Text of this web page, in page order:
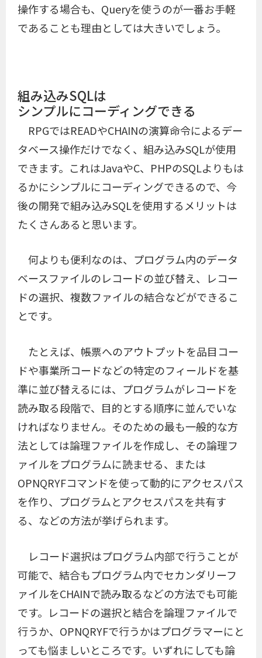
操作する場合も、Queryを使うのが一番お手軽
であることも理由としては大きいでしょう。
組み込みSQLは
シンプルにコーディングできる
RPGではREADやCHAINの演算命令によるデー
タベース操作だけでなく、組み込みSQLが使用
できます。これはJavaやC、PHPのSQLよりもは
るかにシンプルにコーディングできるので、今
後の開発で組み込みSQLを使用するメリットは
たくさんあると思います。
何よりも便利なのは、プログラム内のデータ
ベースファイルのレコードの並び替え、レコー
ドの選択、複数ファイルの結合などができるこ
とです。
たとえば、帳票へのアウトプットを品目コー
ドや事業所コードなどの特定のフィールドを基
準に並び替えるには、プログラムがレコードを
読み取る段階で、目的とする順序に並んでいな
ければなりません。そのための最も一般的な方
法としては論理ファイルを作成し、その論理フ
ァイルをプログラムに読ませる、または
OPNQRYFコマンドを使って動的にアクセスパス
を作り、プログラムとアクセスパスを共有す
る、などの方法が挙げられます。
レコード選択はプログラム内部で行うことが
可能で、結合もプログラム内でセカンダリーフ
ァイルをCHAINで読み取るなどの方法でも可能
です。レコードの選択と結合を論理ファイルで
行うか、OPNQRYFで行うかはプログラマーにと
っても悩ましいところです。いずれにしても論